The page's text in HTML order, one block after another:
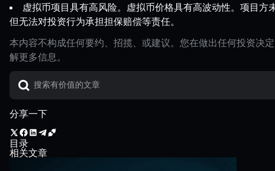
虚拟币项目具有高风险。虚拟币价格具有高波动性。项目
但无法对投资行为承担担保赔偿等责任。
本内容不构成任何要约、招揽、或建议。您在做出任何投资决
解更多信息。
分享一下
目录
相关文章